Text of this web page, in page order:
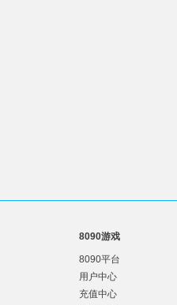
8090游戏
8090平台
用户中心
充值中心